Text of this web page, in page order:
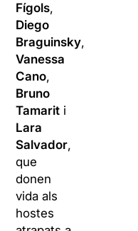
Fígols,
Diego
Braguinsky,
Vanessa
Cano,
Bruno
Tamarit i
Lara
Salvador,
que
donen
vida als
hostes